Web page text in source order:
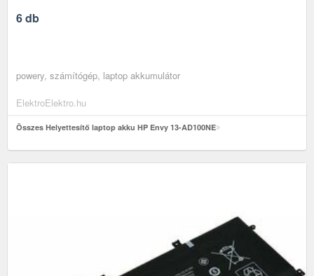
6 db
powery, számítógép, laptop akkumulátor
ElektroElektro.hu
Összes Helyettesítő laptop akku HP Envy 13-AD100NE